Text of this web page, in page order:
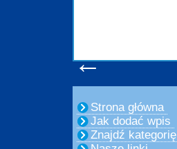
←
Strona główna
Jak dodać wpis
Znajdź kategorię